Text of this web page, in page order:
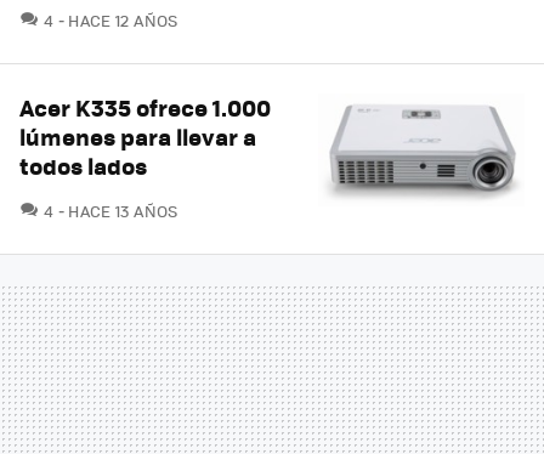
4 COMENTARIOS
HACE 12 AÑOS
Acer K335 ofrece 1.000
lúmenes para llevar a
todos lados
4 COMENTARIOS
HACE 13 AÑOS